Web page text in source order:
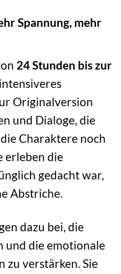
Spannung, mehr
24 Stunden bis zur
Originalversion
und Dialoge, die
Charaktere noch
erleben die
gedacht war,
Abstriche.
dazu bei, die
und die emotionale
zu verstärken. Sie